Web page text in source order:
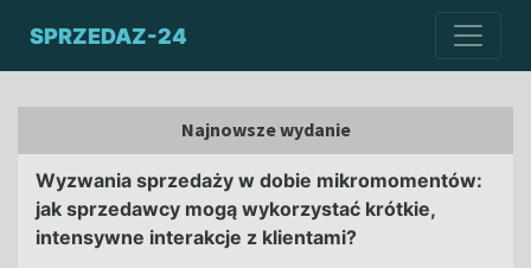
SPRZEDAZ-24
Najnowsze wydanie
Wyzwania sprzedaży w dobie mikromomentów:
jak sprzedawcy mogą wykorzystać krótkie,
intensywne interakcje z klientami?